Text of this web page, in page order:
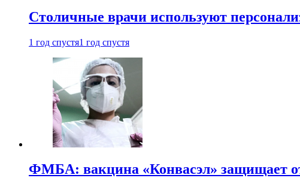
Столичные врачи используют
1 год спустя1 год спустя
ФМБА: вакцина «Конвасэл» защищает